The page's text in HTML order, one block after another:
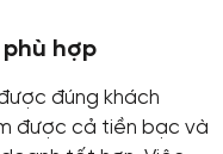
hợp
đúng khách
được cả tiền bạc và